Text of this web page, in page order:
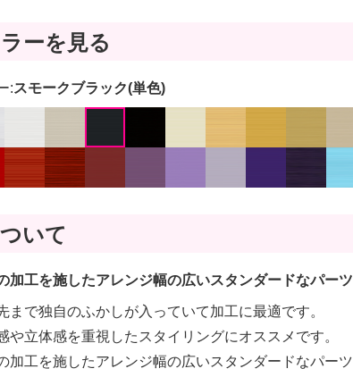
ーを見る
:スモークブラック(単色)
いて
加工を施したアレンジ幅の広いスタンダードなパーツ
まで独自のふかしが入っていて加工に最適です。
や立体感を重視したスタイリングにオススメです。
加工を施したアレンジ幅の広いスタンダードなパーツ